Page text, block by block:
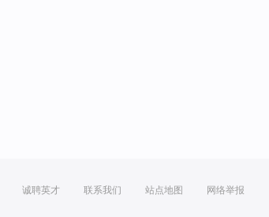
诚聘英才 联系我们 站点地图 网络举报